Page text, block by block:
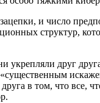
и число
структур,
друг
в том, что все,